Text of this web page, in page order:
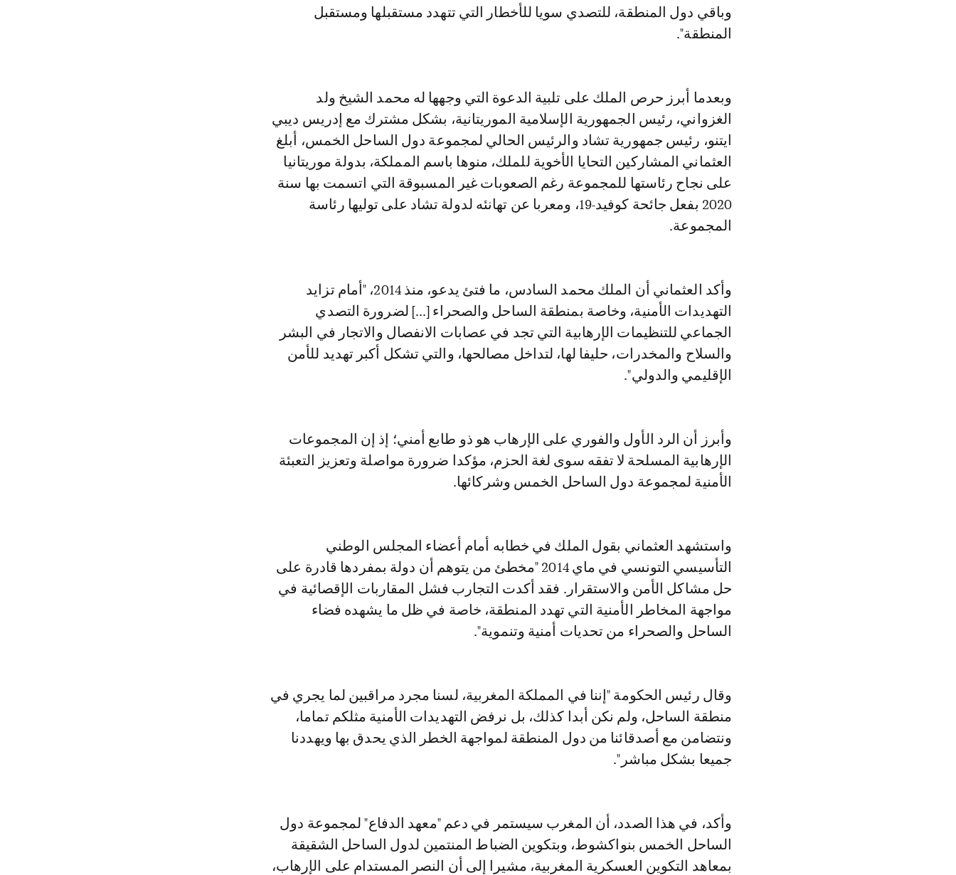
وباقي دول المنطقة، للتصدي سويا للأخطار التي تتهدد مستقبلها ومستقبل
المنطقة".
وبعدما أبرز حرص الملك على تلبية الدعوة التي وجهها له محمد الشيخ ولد
الغزواني، رئيس الجمهورية الإسلامية الموريتانية، بشكل مشترك مع إدريس ديبي
ايتنو، رئيس جمهورية تشاد والرئيس الحالي لمجموعة دول الساحل الخمس، أبلغ
العثماني المشاركين التحايا الأخوية للملك، منوها باسم المملكة، بدولة موريتانيا
على نجاح رئاستها للمجموعة رغم الصعوبات غير المسبوقة التي اتسمت بها سنة
2020 بفعل جائحة كوفيد-19، ومعربا عن تهانئه لدولة تشاد على توليها رئاسة
المجموعة.
وأكد العثماني أن الملك محمد السادس، ما فتئ يدعو، منذ 2014، "أمام تزايد
التهديدات الأمنية، وخاصة بمنطقة الساحل والصحراء [...] لضرورة التصدي
الجماعي للتنظيمات الإرهابية التي تجد في عصابات الانفصال والاتجار في البشر
والسلاح والمخدرات، حليفا لها، لتداخل مصالحها، والتي تشكل أكبر تهديد للأمن
الإقليمي والدولي".
وأبرز أن الرد الأول والفوري على الإرهاب هو ذو طابع أمني؛ إذ إن المجموعات
الإرهابية المسلحة لا تفقه سوى لغة الحزم، مؤكدا ضرورة مواصلة وتعزيز التعبئة
الأمنية لمجموعة دول الساحل الخمس وشركائها.
واستشهد العثماني بقول الملك في خطابه أمام أعضاء المجلس الوطني
التأسيسي التونسي في ماي 2014 "مخطئ من يتوهم أن دولة بمفردها قادرة على
حل مشاكل الأمن والاستقرار. فقد أكدت التجارب فشل المقاربات الإقصائية في
مواجهة المخاطر الأمنية التي تهدد المنطقة، خاصة في ظل ما يشهده فضاء
الساحل والصحراء من تحديات أمنية وتنموية".
وقال رئيس الحكومة "إننا في المملكة المغربية، لسنا مجرد مراقبين لما يجري في
منطقة الساحل، ولم نكن أبدا كذلك، بل نرفض التهديدات الأمنية مثلكم تماما،
ونتضامن مع أصدقائنا من دول المنطقة لمواجهة الخطر الذي يحدق بها ويهددنا
جميعا بشكل مباشر".
وأكد، في هذا الصدد، أن المغرب سيستمر في دعم "معهد الدفاع" لمجموعة دول
الساحل الخمس بنواكشوط، وبتكوين الضباط المنتمين لدول الساحل الشقيقة
بمعاهد التكوين العسكرية المغربية، مشيرا إلى أن النصر المستدام على الإرهاب،